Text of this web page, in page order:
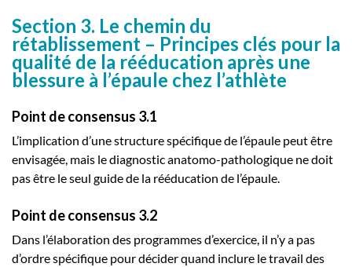
Section 3. Le chemin du
rétablissement – Principes clés pour la
qualité de la rééducation après une
blessure à l’épaule chez l’athlète
Point de consensus 3.1
L’implication d’une structure spécifique de l’épaule peut être
envisagée, mais le diagnostic anatomo-pathologique ne doit
pas être le seul guide de la rééducation de l’épaule.
Point de consensus 3.2
Dans l’élaboration des programmes d’exercice, il n’y a pas
d’ordre spécifique pour décider quand inclure le travail des